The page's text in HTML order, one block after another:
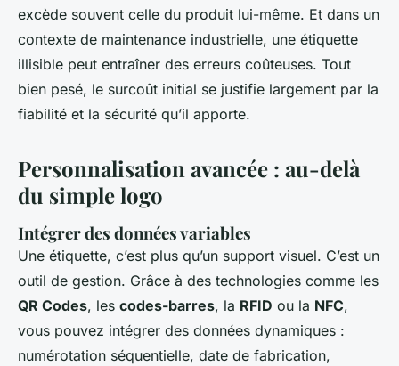
excède souvent celle du produit lui-même. Et dans un
contexte de maintenance industrielle, une étiquette
illisible peut entraîner des erreurs coûteuses. Tout
bien pesé, le surcoût initial se justifie largement par la
fiabilité et la sécurité qu’il apporte.
Personnalisation avancée : au-delà
du simple logo
Intégrer des données variables
Une étiquette, c’est plus qu’un support visuel. C’est un
outil de gestion. Grâce à des technologies comme les
QR Codes, les codes-barres, la RFID ou la NFC,
vous pouvez intégrer des données dynamiques :
numérotation séquentielle, date de fabrication,